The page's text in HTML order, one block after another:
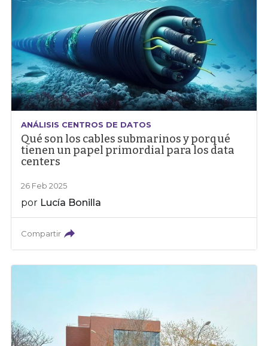
ANÁLISIS CENTROS DE DATOS
Qué son los cables submarinos y porqué
tienen un papel primordial para los data
centers
26 Feb 2025
por Lucía Bonilla
Compartir